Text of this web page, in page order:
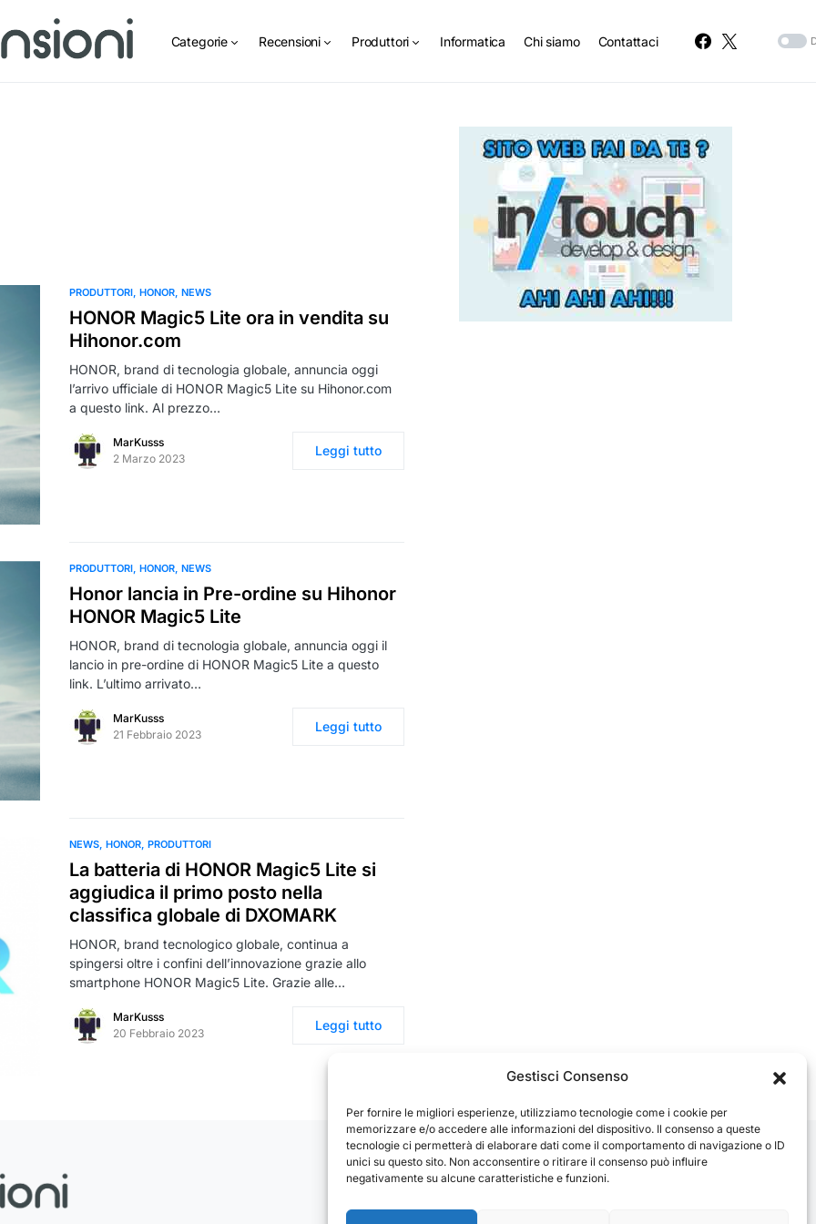
Gestisci Consenso
Per fornire le migliori esperienze, utilizziamo tecnologie come i cookie per
memorizzare e/o accedere alle informazioni del dispositivo. Il consenso a queste
tecnologie ci permetterà di elaborare dati come il comportamento di navigazione o ID
unici su questo sito. Non acconsentire o ritirare il consenso può influire
negativamente su alcune caratteristiche e funzioni.
Categorie Recensioni Produttori Informatica Chi siamo Contattaci
PRODUTTORI HONOR NEWS
HONOR Magic5 Lite ora in vendita su
Hihonor.com
HONOR, brand di tecnologia globale, annuncia oggi
l’arrivo ufficiale di HONOR Magic5 Lite su Hihonor.com
a questo link. Al prezzo…
MarKusss
2 Marzo 2023
Leggi tutto
PRODUTTORI HONOR NEWS
Honor lancia in Pre-ordine su Hihonor
HONOR Magic5 Lite
HONOR, brand di tecnologia globale, annuncia oggi il
lancio in pre-ordine di HONOR Magic5 Lite a questo
link. L’ultimo arrivato…
MarKusss
21 Febbraio 2023
Leggi tutto
NEWS HONOR PRODUTTORI
La batteria di HONOR Magic5 Lite si
aggiudica il primo posto nella
classifica globale di DXOMARK
HONOR, brand tecnologico globale, continua a
spingersi oltre i confini dell’innovazione grazie allo
smartphone HONOR Magic5 Lite. Grazie alle…
MarKusss
20 Febbraio 2023
Leggi tutto